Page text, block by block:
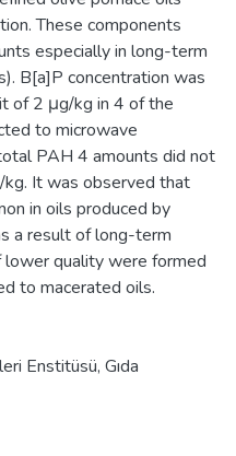
These components
especially in long-term
B[a]P concentration was
of 2 μg/kg in 4 of the
to microwave
PAH 4 amounts did not
It was observed that
in oils produced by
a result of long-term
quality were formed
to macerated oils.
Enstitüsü, Gıda